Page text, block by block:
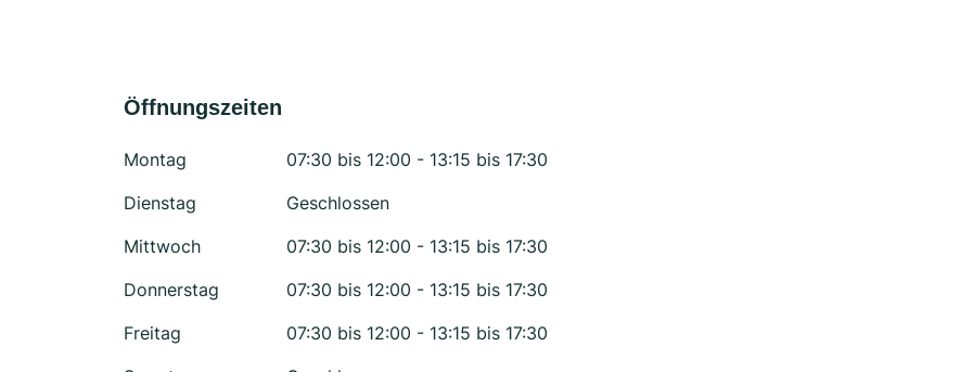
Öffnungszeiten
Montag
07:30 bis 12:00 - 13:15 bis 17:30
Dienstag
Geschlossen
Mittwoch
07:30 bis 12:00 - 13:15 bis 17:30
Donnerstag
07:30 bis 12:00 - 13:15 bis 17:30
Freitag
07:30 bis 12:00 - 13:15 bis 17:30